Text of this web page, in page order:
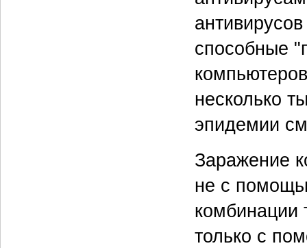
способные
несколько
эпидемии
Заражение
не с
комбинации
только с